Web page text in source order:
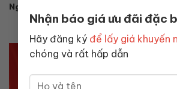
Nhận báo giá ưu đãi đặc
Hãy đăng ký để lấy giá khuyến
chóng và rất hấp dẫn
Ngày Trái Đất 2026 là ngày nào? Lịch sử